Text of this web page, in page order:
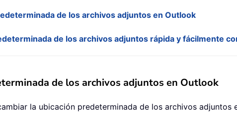
de los archivos adjuntos en Outlook
de los archivos adjuntos rápida y fácilmente
de los archivos adjuntos en Outlook
la ubicación predeterminada de los archivos adjuntos